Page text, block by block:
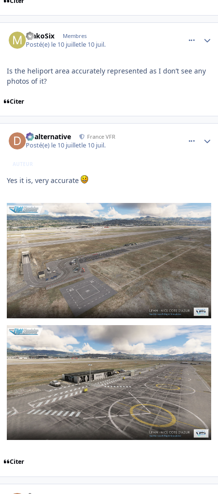
MakoSix Membres
Posté(e) le 10 juilletle 10 juil.
Is the heliport area accurately represented as I don’t see any
photos of it?
Citer
dbalternative France VFR
Posté(e) le 10 juilletle 10 juil.
AUTEUR
Yes it is, very accurate
Citer